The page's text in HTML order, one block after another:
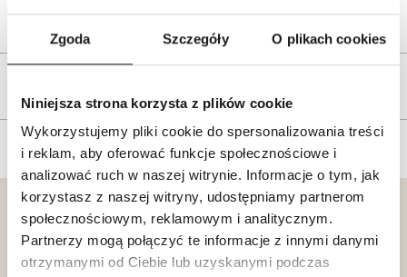
Zgoda Szczegóły O plikach cookies
Niniejsza strona korzysta z plików cookie
Wykorzystujemy pliki cookie do spersonalizowania treści
i reklam, aby oferować funkcje społecznościowe i
analizować ruch w naszej witrynie. Informacje o tym, jak
korzystasz z naszej witryny, udostępniamy partnerom
społecznościowym, reklamowym i analitycznym.
Partnerzy mogą połączyć te informacje z innymi danymi
otrzymanymi od Ciebie lub uzyskanymi podczas
Reklamacje i zwroty